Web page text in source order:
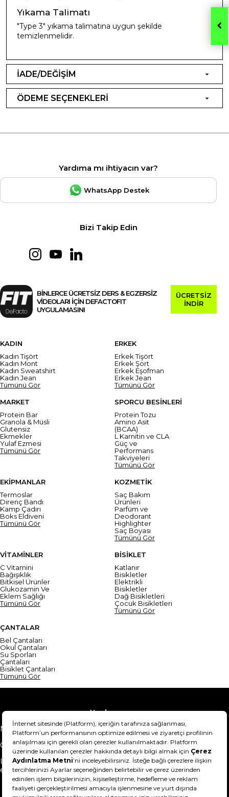
Yıkama Talimatı
"Type 3" yıkama talimatına uygun şekilde
temizlenmelidir.
İADE/DEĞİŞİM
ÖDEME SEÇENEKLERİ
Yardıma mı ihtiyacın var?
WhatsApp Destek
Bizi Takip Edin
BİNLERCE ÜCRETSİZ DERS & EGZERSİZ
VİDEOLARI İÇİN DEFACTOFIT
UYGULAMASINI
ÜCRETSİZ
İNDİR
KADIN
Kadın Tişört
Kadın Mont
Kadın Sweatshirt
Kadın Jean
Tümünü Gör
ERKEK
Erkek Tişört
Erkek Şort
Erkek Eşofman
Erkek Jean
Tümünü Gör
MARKET
Protein Bar
Granola & Müsli
Glutensiz
Ekmekler
Yulaf Ezmesi
Tümünü Gör
SPORCU BESİNLERİ
Protein Tozu
Amino Asit
(BCAA)
L Karnitin ve CLA
Güç ve
Performans
Takviyeleri
Tümünü Gör
EKİPMANLAR
Termoslar
Direnç Bandı
Kamp Çadırı
Boks Eldiveni
Tümünü Gör
KOZMETİK
Saç Bakım
Ürünleri
Parfüm ve
Deodorant
Highlighter
Saç Boyası
Tümünü Gör
VİTAMİNLER
C Vitamini
Bağışıklık
Bitkisel Ürünler
Glukozamin Ve
Eklem Sağlığı
Tümünü Gör
BİSİKLET
Katlanır
Bisikletler
Elektrikli
Bisikletler
Dağ Bisikletleri
Çocuk Bisikletleri
Tümünü Gör
ÇANTALAR
Bel Çantaları
Okul Çantaları
Su Sporları
Çantaları
Bisiklet Çantaları
Tümünü Gör
Yardım
Mesafeli Satış Sözleşmesi
Teslimat Bilgisi
Gizlilik Sözleşmesi
Şartlar & Koşullar
Ürünümü nasıl iade
edebilirim?
Hakkımızda